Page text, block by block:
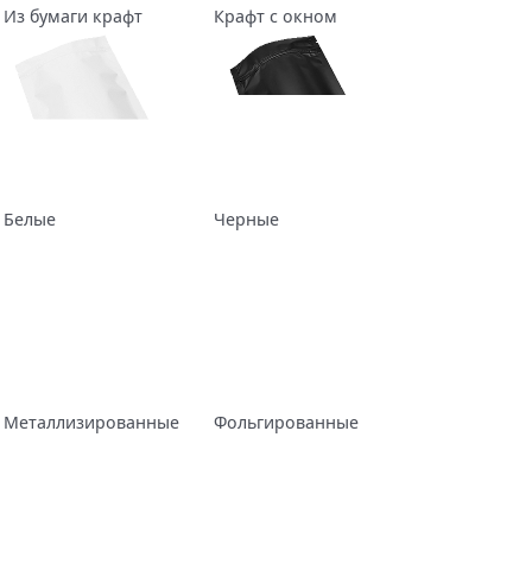
Из бумаги крафт Крафт с окном
Белые Черные
Металлизированные Фольгированные